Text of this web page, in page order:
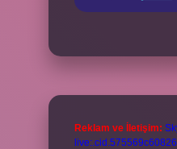
Reklam ve İletişim: